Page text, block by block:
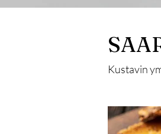
Kustavin